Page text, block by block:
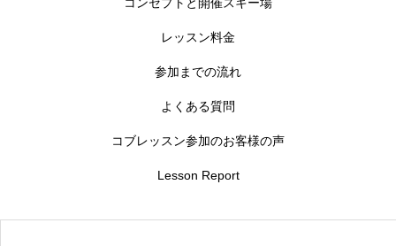
レッスン料金
参加までの流れ
よくある質問
コブレッスン参加のお客様の声
Lesson Report